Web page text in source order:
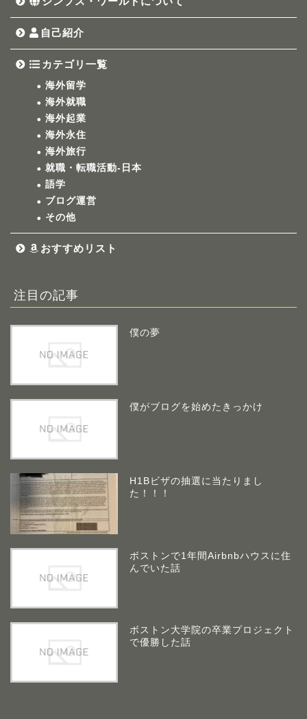
自己紹介
カテゴリ一覧
海外留学
海外就職
海外起業
海外永住
海外旅行
就職・転職活動-日本
語学
ブログ運営
その他
おすすめリスト
注目の記事
僕の夢
僕がブログを始めたきっかけ
H1Bビザの抽選に当たりまし
た！！！
ボストンで1年間Airbnbハウスに住
んでいた話
ボストン大学院の卒業プロジェクト
で優勝した話